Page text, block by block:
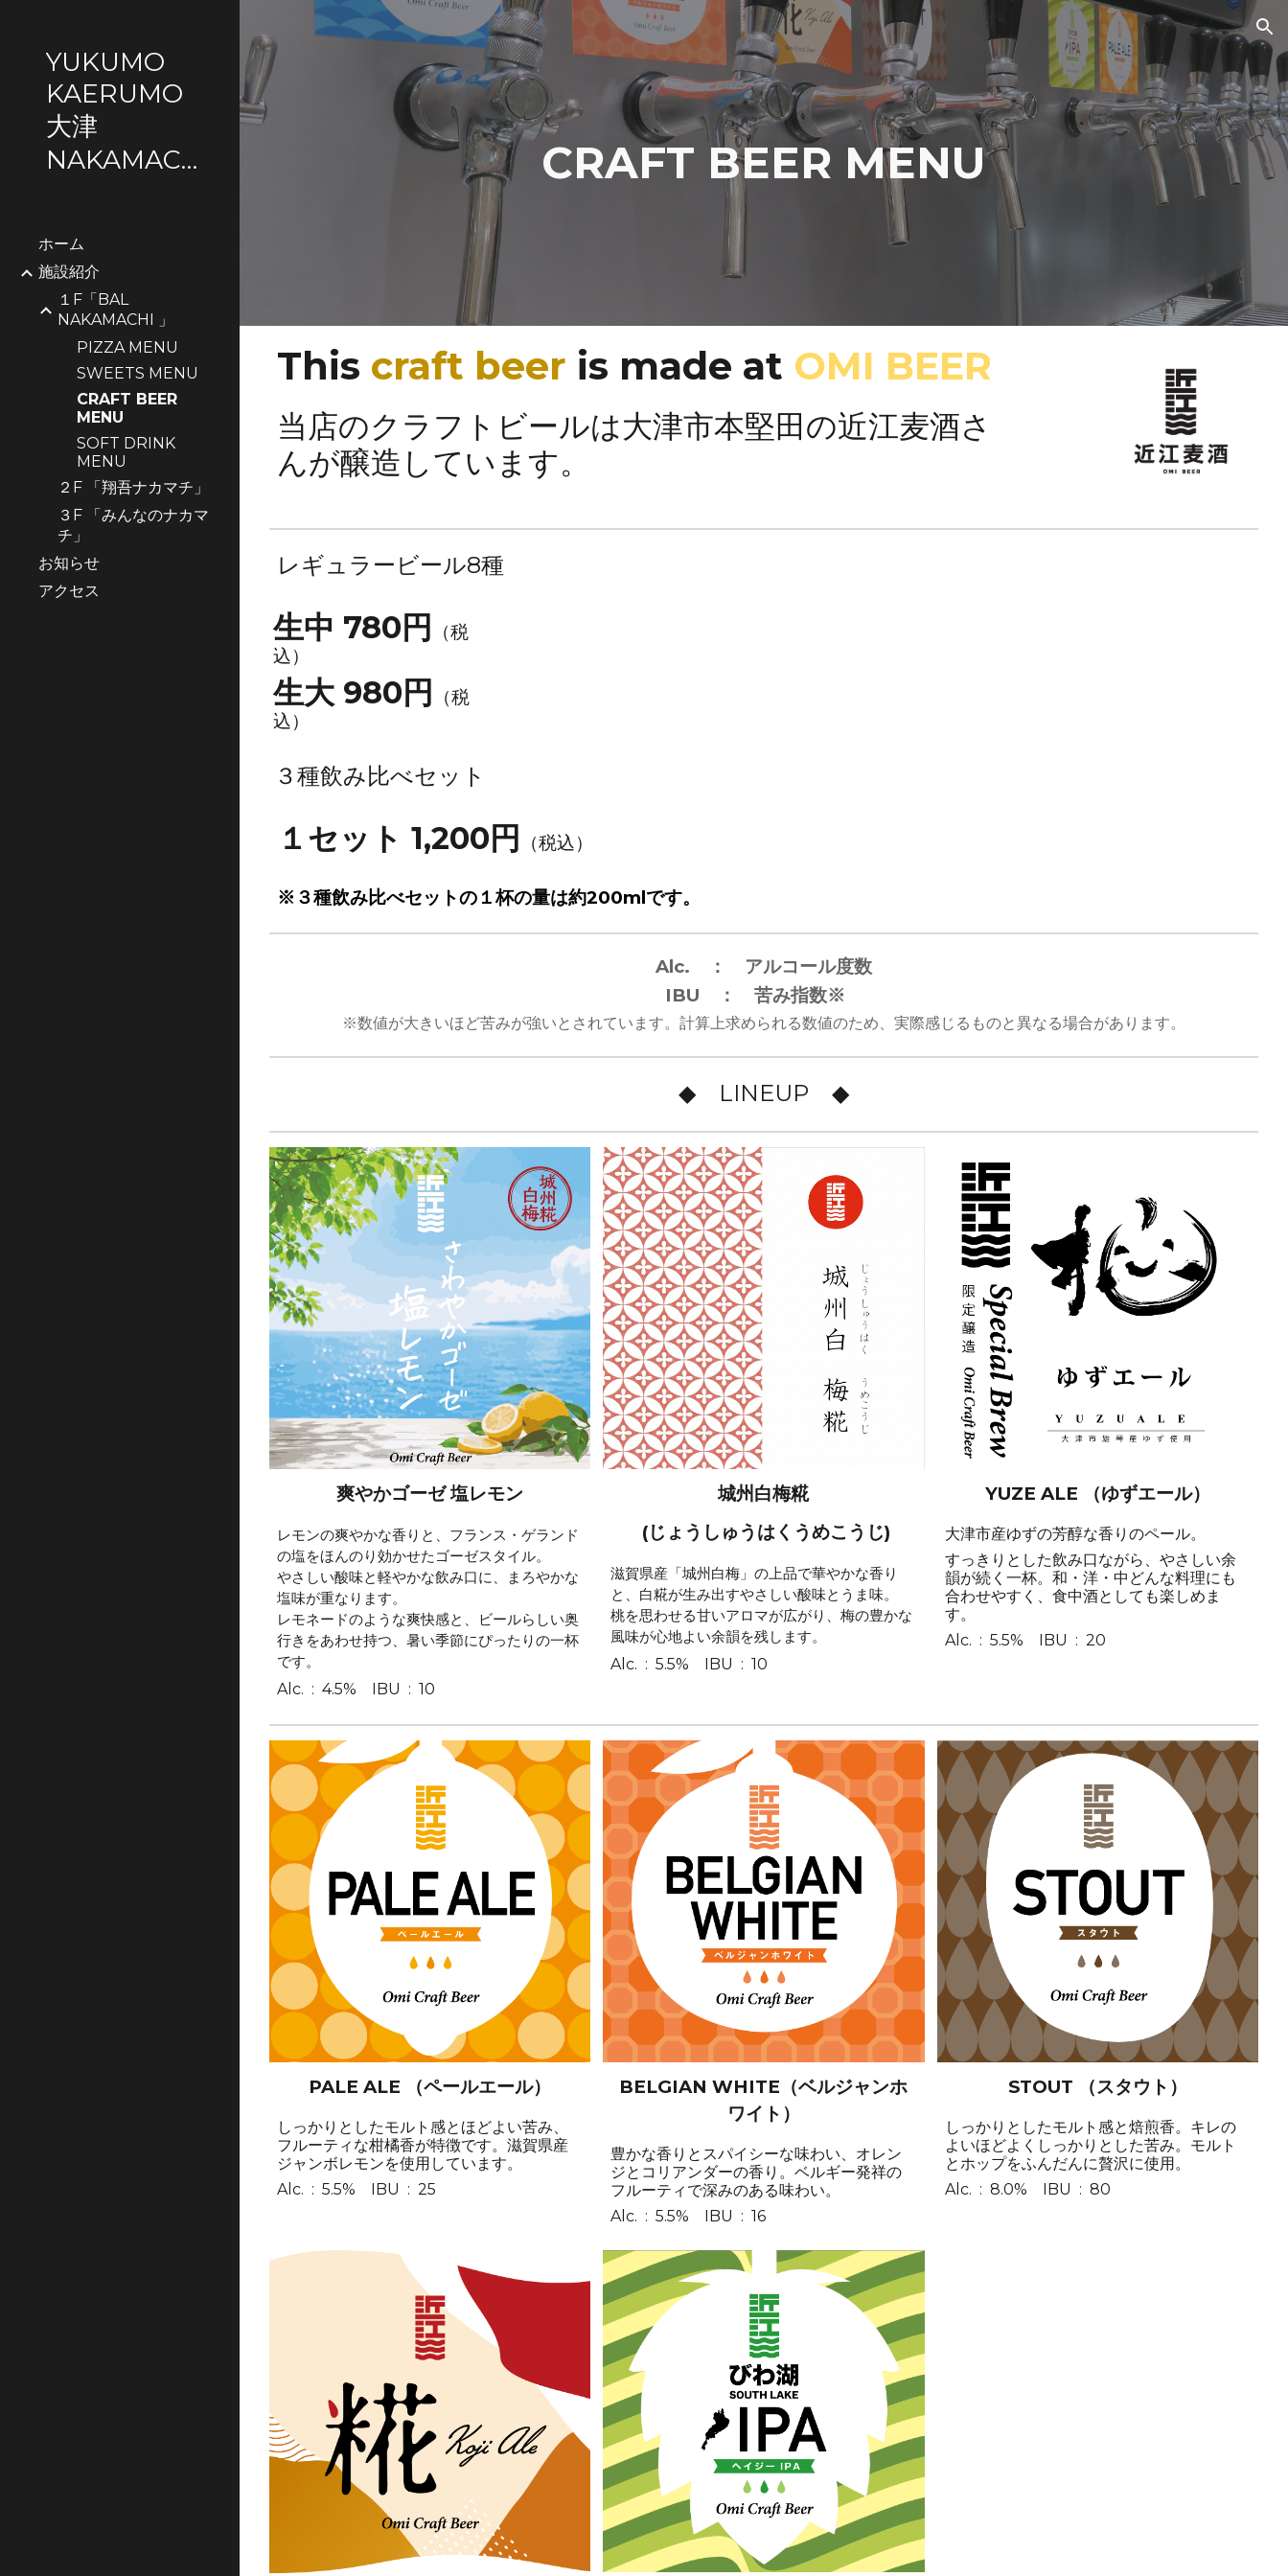
Skip to main content Skip to navigation
YUKUMO
KAERUMO
大津
NAKAMACHI
ホーム
施設紹介
１F「BAL
NAKAMACHI 」
PIZZA MENU
SWEETS MENU
CRAFT BEER
MENU
SOFT DRINK
MENU
２F 「翔吾ナカマチ」
３F 「みんなのナカマ
チ」
お知らせ
アクセス
CRAFT BEER MENU
This craft beer is made at OMI BEER
当店のクラフトビールは大津市本堅田の近江麦酒さ
んが醸造しています。
レギュラービール8種
生中 780円
（税
込）
生大 980円
（税
込）
３種飲み比べセット
１セット 1,200 円 （税込）
※３種飲み比べセットの１杯の量は約200mlです。
Alc. ： アルコール度数
IBU ： 苦み指数※
※数値が大きいほど苦みが強いとされています。計算上求められる数値のため、実際感じるものと異なる場合があります。
◆ LINEUP ◆
爽やかゴーゼ 塩レモン
レモンの爽やかな香りと、フランス・ゲランド
の塩をほんのり効かせたゴーゼスタイル。
やさしい酸味と軽やかな飲み口に、まろやかな
塩味が重なります。
レモネードのような爽快感と、ビールらしい奥
行きをあわせ持つ、暑い季節にぴったりの一杯
です。
Alc. : 4.5% IBU : 10
城州白梅糀
(じょうしゅうはくうめこうじ)
滋賀県産「城州白梅」の上品で華やかな香り
と、白糀が生み出すやさしい酸味とうま味。
桃を思わせる甘いアロマが広がり、梅の豊かな
風味が心地よい余韻を残します。
A lc. :5.5% IBU : 10
YUZE ALE （ゆずエール）
大津市産ゆずの芳醇な香りのペール。
すっきりとした飲み口ながら、やさしい余
韻が続く一杯。和・洋・中どんな料理にも
合わせやすく、食中酒としても楽しめま
す。
Alc. : 5.5% IBU : 20
PALE ALE （ペールエール）
しっかりとしたモルト感とほどよい苦み、
フルーティな柑橘香が特徴です。滋賀県産
ジャンボレモンを使用しています。
Alc. : 5.5% IBU : 25
BELGIAN WHITE（ベルジャンホ
ワイト）
豊かな香りとスパイシーな味わい、オレン
ジとコリアンダーの香り。ベルギー発祥の
フルーティで深みのある味わい。
Alc. : 5.5% IBU :16
STOUT （スタウト）
しっかりとしたモルト感と焙煎香。キレの
よいほどよくしっかりとした苦み。モルト
とホップをふんだんに贅沢に使用。
Alc. : 8.0% IBU : 80